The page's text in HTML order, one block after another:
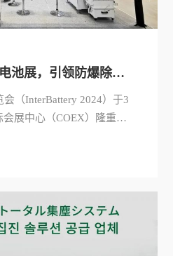
汇乐技术闪耀韩国电池展，引领防爆除尘潮流！Villo Wraps Up InterBattery 2024！
（InterBattery 2024）于3
展中心（COEX）隆重举
“汇乐”）在展会上向来自
展示创新的防爆除尘解决